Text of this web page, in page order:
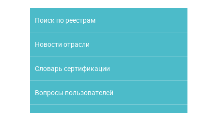
Поиск по реестрам
Новости отрасли
Словарь сертификации
Вопросы пользователей